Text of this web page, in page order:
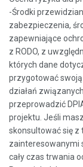
-Środki
zabezpieczenia,
zapewniające
z RODO, z
których dane
przygotować
działań
przeprowadzić
projektu. Jeśli
skonsultować się z
zainteresowanymi
cały czas trwania